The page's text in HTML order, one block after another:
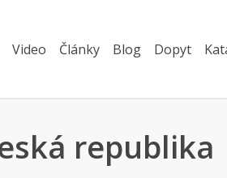
Video Články Blog Dopyt
republika